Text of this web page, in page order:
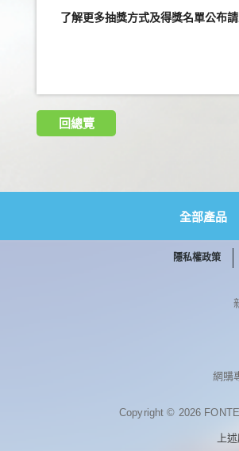
了解更多抽獎方式及得獎名單公布請
回總覽
全部產品
隱私權政策
網購
Copyright © 2026
上